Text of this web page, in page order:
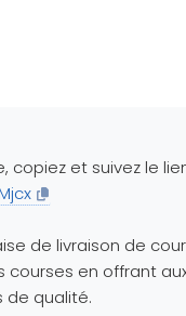
copiez et suivez le
de livraison de
courses en offrant
de qualité.